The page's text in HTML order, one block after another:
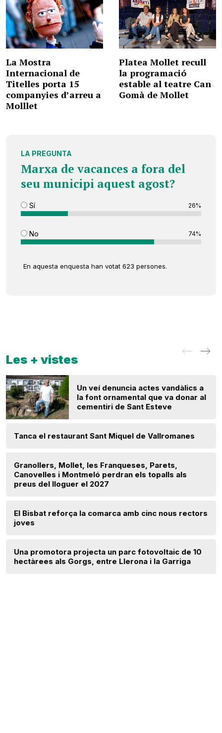
La Mostra
Internacional de
Titelles porta 15
companyies d’arreu a
Molllet
Platea Mollet recull
la programació
estable al teatre Can
Gomà de Mollet
LA PREGUNTA
Marxa de vacances a fora del
seu municipi aquest agost?
Sí 26%
No 74%
En aquesta enquesta han votat 623 persones.
Les + vistes
Un veí denuncia actes vandàlics a
la font ornamental que va donar al
cementiri de Sant Esteve
Tanca el restaurant Sant Miquel de Vallromanes
Granollers, Mollet, les Franqueses, Parets,
Canovelles i Montmeló perdran els topalls als
preus del lloguer el 2027
El Bisbat reforça la comarca amb cinc nous rectors
joves
Una promotora projecta un parc fotovoltaic de 10
hectàrees als Gorgs, entre Llerona i la Garriga